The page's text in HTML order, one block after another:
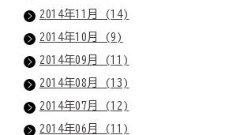
2014年11月 (14)
2014年10月 (9)
2014年09月 (11)
2014年08月 (13)
2014年07月 (12)
2014年06月 (11)